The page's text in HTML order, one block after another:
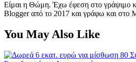
Είμαι η Θώμη. Έχω έφεση στο γράψιμο
Blogger από το 2017 και γράφω και στο
You May Also Like